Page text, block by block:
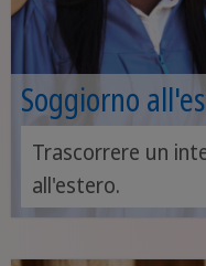
Soggiorno
superiori
Trascorrere un
all'estero.